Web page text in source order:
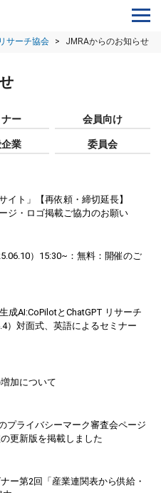
サーチ協会 > JMRAからのお知らせ
ー 会員向け
業 委員会
イト」【再依頼・締切延長】
ジ・ロゴ掲載ご協力のお願い
）15:30~：無料：開催のご
成AI:CoPilotとChatGPT リサーチ
）対面式、英語によるセミナー
加について
プライバシーマーク審査会ページ
更新版を掲載しました
ー第2回「産業連関表から供給・